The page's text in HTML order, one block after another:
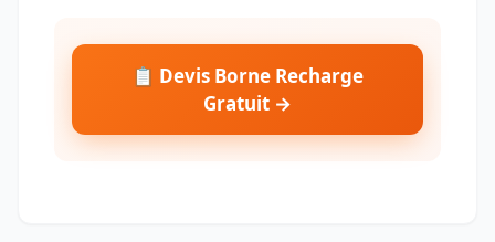
📋 Devis Borne Recharge
Gratuit →